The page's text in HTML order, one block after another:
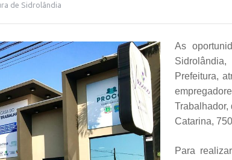
de Sidrolândia
As
Prefeitura,
Catarina,
Para